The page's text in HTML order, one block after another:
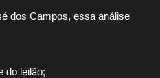
dos Campos, essa análise
do leilão;